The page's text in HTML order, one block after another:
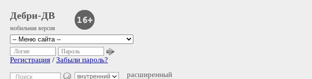
Дебри-ДВ
мобильная версия
расширенный
Логин Пароль
Регистрация / Забыли пароль?